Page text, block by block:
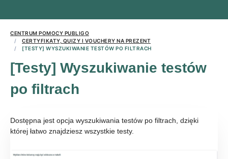
CENTRUM POMOCY PUBLIGO
CERTYFIKATY, QUIZY I VOUCHERY NA PREZENT
[TESTY] WYSZUKIWANIE TESTÓW PO FILTRACH
[Testy] Wyszukiwanie testów
po filtrach
Dostępna jest opcja wyszukiwania testów po filtrach, dzięki
której łatwo znajdziesz wszystkie testy.